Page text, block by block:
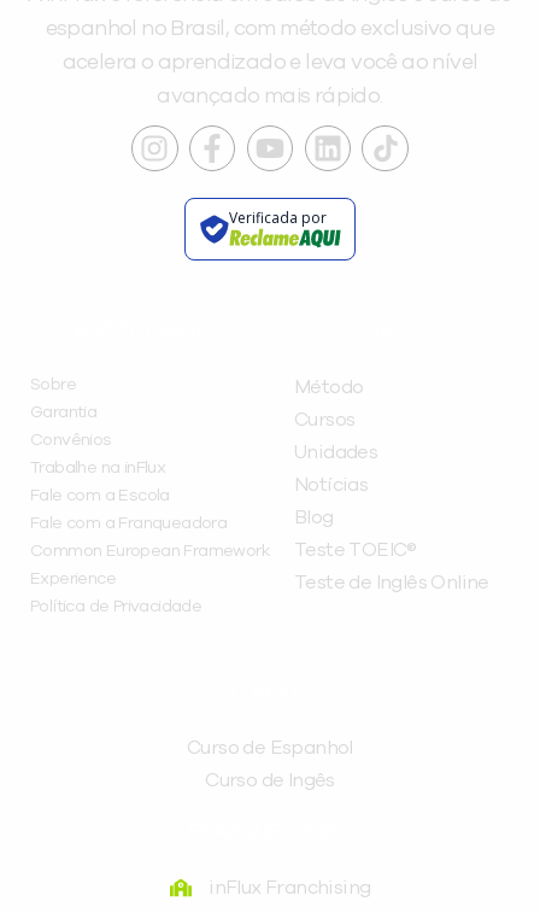
espanhol no Brasil, com método exclusivo que
acelera o aprendizado e leva você ao nível
avançado mais rápido.
Verificada por
Sobre
Garantia
Convênios
Trabalhe na inFlux
Fale com a Escola
Fale com a Franqueadora
Common European Framework
Experience
Política de Privacidade
Método
Cursos
Unidades
Notícias
Blog
Teste TOEIC®
Teste de Inglês Online
Curso de Espanhol
Curso de Ingês
inFlux Franchising